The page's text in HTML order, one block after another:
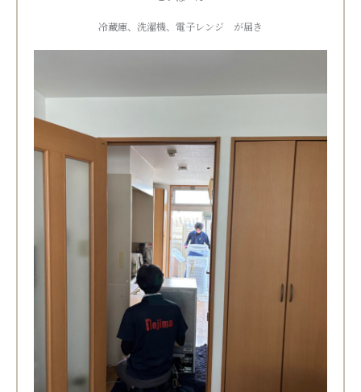
冷蔵庫、洗濯機、電子レンジ が届き